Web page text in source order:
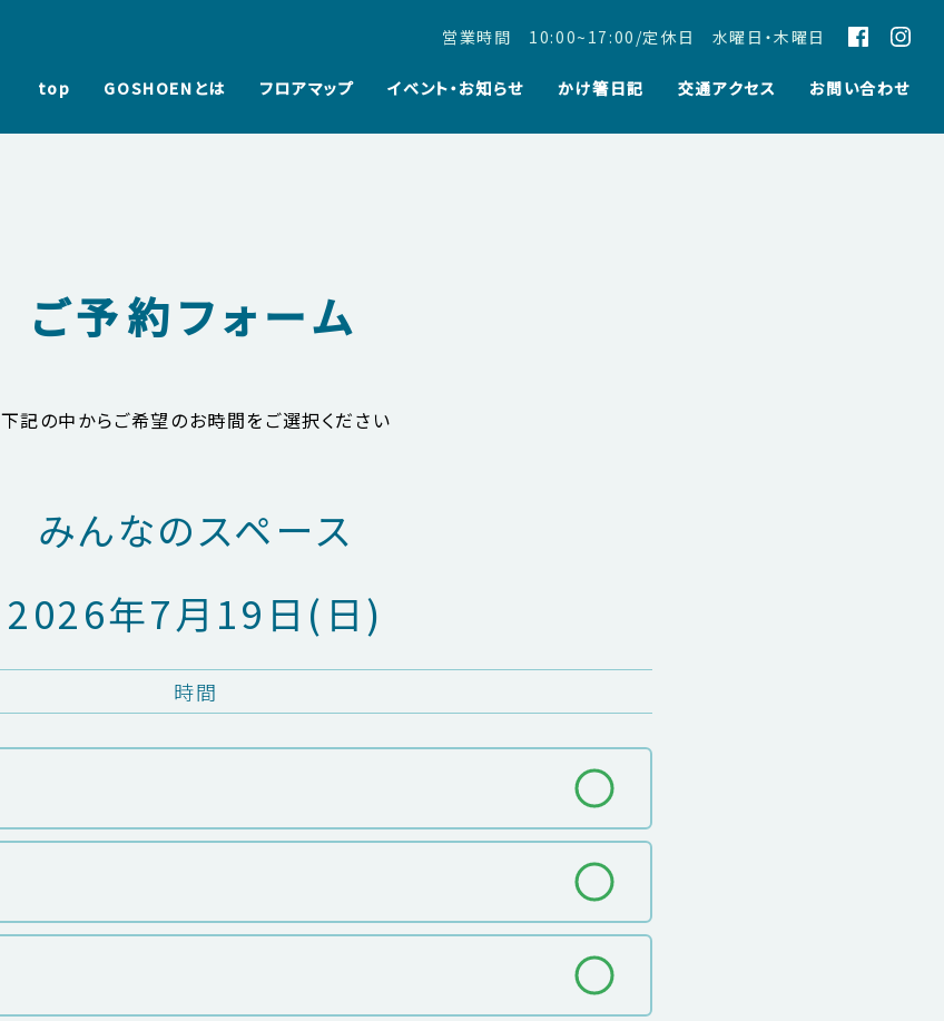
営業時間 10:00~17:00/定休日 水曜日・木曜日
top GOSHOENとは フロアマップ イベント・お知らせ かけ箸日記 交通アクセス お問い合わせ
ご予約フォーム
下記の中からご希望のお時間をご選択ください
みんなのスペース
2026年7月19日(日)
時間